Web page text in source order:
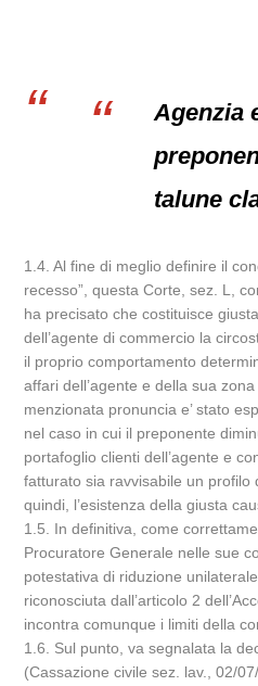
Agenzia
talune
1.4. Al fine di meglio definire il
recesso”, questa Corte, sez. L,
ha precisato che costituisce
dell’agente di commercio la
il proprio comportamento
affari dell’agente e della sua
menzionata pronuncia e’ stato
nel caso in cui il preponente
portafoglio clienti dell’agente e
fatturato sia ravvisabile un profilo
quindi, l’esistenza della giusta
1.5. In definitiva, come
Procuratore Generale nelle sue
potestativa di riduzione
riconosciuta dall’articolo 2
incontra comunque i limiti della
1.6. Sul punto, va segnalata la
(Cassazione civile sez. lav., 02/